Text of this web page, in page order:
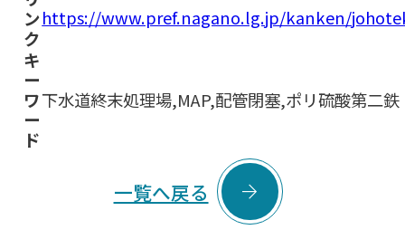
ン
ク
https://www.pref.nagano.lg.jp/kanken/
キ
ー
ワ
ー
ド
下水道終末処理場,MAP,配管閉塞,ポリ硫酸第二鉄
一覧へ戻る 